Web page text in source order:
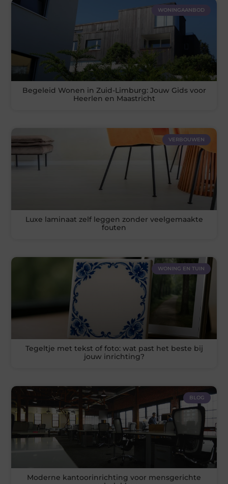
WONINGAANBOD
Begeleid Wonen in Zuid-Limburg: Jouw Gids voor
Heerlen en Maastricht
VERBOUWEN
Luxe laminaat zelf leggen zonder veelgemaakte
fouten
WONING EN TUIN
Tegeltje met tekst of foto: wat past het beste bij
jouw inrichting?
BLOG
Moderne kantoorinrichting voor mensgerichte